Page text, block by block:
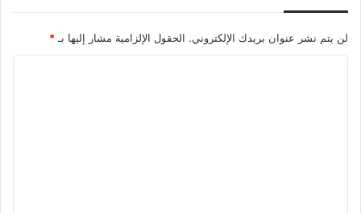
لن يتم نشر عنوان بريدك الإلكتروني. الحقول الإلزامية مشار إليها بـ *